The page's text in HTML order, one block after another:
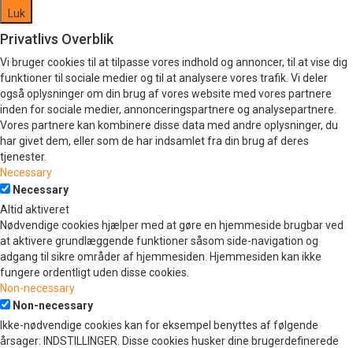
Luk
Privatlivs Overblik
Vi bruger cookies til at tilpasse vores indhold og annoncer, til at vise dig
funktioner til sociale medier og til at analysere vores trafik. Vi deler
også oplysninger om din brug af vores website med vores partnere
inden for sociale medier, annonceringspartnere og analysepartnere.
Vores partnere kan kombinere disse data med andre oplysninger, du
har givet dem, eller som de har indsamlet fra din brug af deres
tjenester.
Necessary
Necessary
Altid aktiveret
Nødvendige cookies hjælper med at gøre en hjemmeside brugbar ved
at aktivere grundlæggende funktioner såsom side-navigation og
adgang til sikre områder af hjemmesiden. Hjemmesiden kan ikke
fungere ordentligt uden disse cookies.
Non-necessary
Non-necessary
Ikke-nødvendige cookies kan for eksempel benyttes af følgende
årsager: INDSTILLINGER. Disse cookies husker dine brugerdefinerede